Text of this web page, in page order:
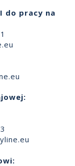
do pracy na